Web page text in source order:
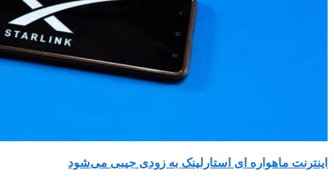
اینترنت ماهواره ای استارلینک به زودی جیبی می‌شود